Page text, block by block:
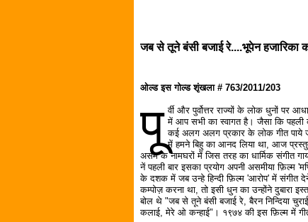
जब से तूने बंसी बजाई रे....भूपेन हजारिका
ओल्ड इस गोल्ड शृंखला # 763/2011/203
पू र्वी और पुर्वोत्तर राज्यों के लोक धुनों पर
में आप सभी का स्वागत है। जैसा कि पहली
कई अलग अलग प्रकार के लोक गीत पाये
में हमने बिहु का आनद लिया था, आज
असम के नामघरों में जिस तरह का धार्मिक संगीत
नें पहली बार इसका प्रयोग अपनी असमीया फ़िल्म
के दशक में जब उन्हे हिन्दी फ़िल्म 'आरोप' में संगीत
कम्पोज़ करना था, तो इसी धुन का उन्होंने दुबारा
बोल थे "जब से तूने बंसी बजाई रे, बैरन निन्दिया
कलाई, मेरे ओ कन्हाई"। १९७४ की इस फ़िल्म में गीत